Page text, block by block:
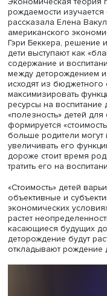
нестабильностью и
экономических и
снижением
уровня
оценивались
рождаемости с
Экономическая
рождаемости
рассказала Елена
американского
Гэри Беккера,
дети выступают как
содержание и
между
исходят из
максимизировать
ресурсы на
«полезность»
формируется
больше родители
увеличивать его
дороже стоит время